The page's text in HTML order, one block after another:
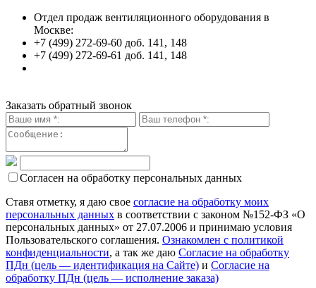
Отдел продаж вентиляционного оборудования в
Москве:
+7 (499) 272-69-60 доб. 141, 148
+7 (499) 272-69-61 доб. 141, 148
Заказать обратный звонок
Согласен на обработку персональных данных
Ставя отметку, я даю свое согласие на обработку моих
персональных данных в соответствии с законом №152-ФЗ «О
персональных данных» от 27.07.2006 и принимаю условия
Пользовательского соглашения. Ознакомлен с политикой
конфиденциальности, а так же даю Согласие на обработку
ПДн (цель — идентификация на Сайте) и Согласие на
обработку ПДн (цель — исполнение заказа)